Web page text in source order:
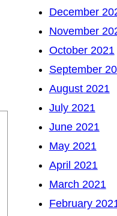
December
November
October 2021
September
August 2021
July 2021
June 2021
May 2021
April 2021
March 2021
February